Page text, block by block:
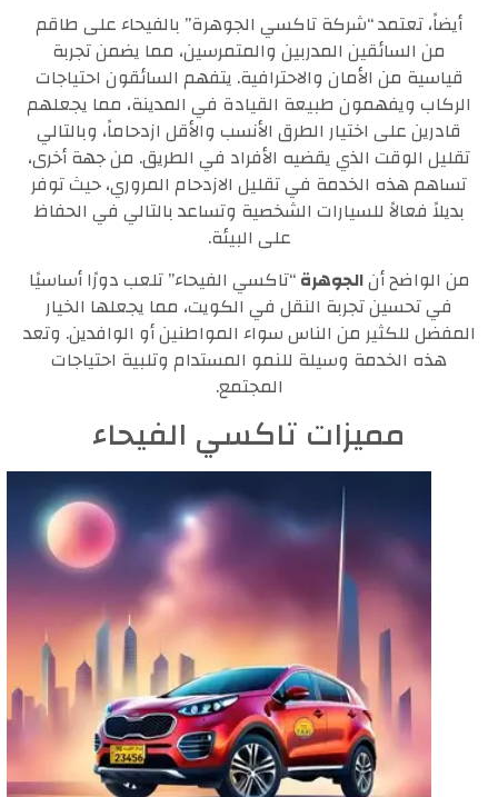
أيضاً، تعتمد “شركة تاكسي الجوهرة” بالفيحاء على طاقم
من السائقين المدربين والمتمرسين، مما يضمن تجربة
قياسية من الأمان والاحترافية. يتفهم السائقون احتياجات
الركاب ويفهمون طبيعة القيادة في المدينة، مما يجعلهم
قادرين على اختيار الطرق الأنسب والأقل ازدحاماً، وبالتالي
تقليل الوقت الذي يقضيه الأفراد في الطريق. من جهة أخرى،
تساهم هذه الخدمة في تقليل الازدحام المروري، حيث توفر
بديلاً فعالاً للسيارات الشخصية وتساعد بالتالي في الحفاظ
على البيئة.
من الواضح أنالجوهرة“تاكسي الفيحاء” تلعب دورًا أساسيًا
في تحسين تجربة النقل في الكويت، مما يجعلها الخيار
المفضل للكثير من الناس سواء المواطنين أو الوافدين. وتعد
هذه الخدمة وسيلة للنمو المستدام وتلبية احتياجات
المجتمع.
مميزات تاكسي الفيحاء